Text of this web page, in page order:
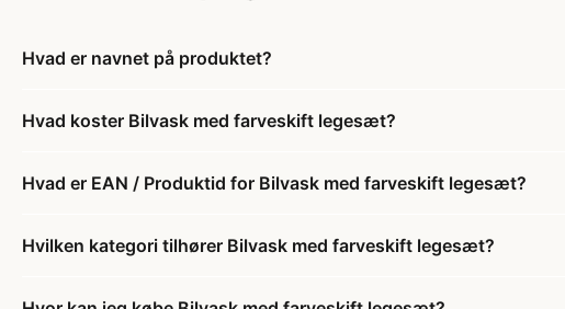
Hvad er navnet på produktet?
Hvad koster Bilvask med farveskift legesæt?
Hvad er EAN / Produktid for Bilvask med farveskift legesæt?
Hvilken kategori tilhører Bilvask med farveskift legesæt?